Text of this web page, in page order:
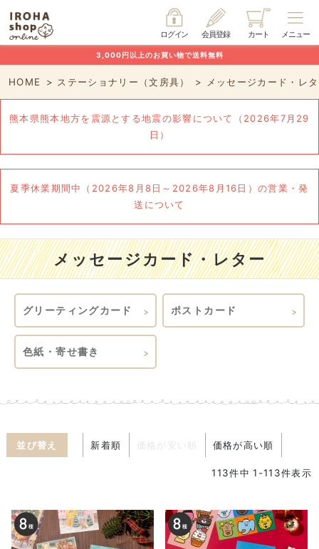
メニュー
カート
会員登録
ログイン
3,000円以上のお買い物で送料無料
HOME ステーショナリー（文房具） メッセージカード・レ
熊本県熊本地方を震源とする地震の影響について（2026年7月29
日）
夏季休業期間中（2026年8月8日～2026年8月16日）の営業・発
送について
メッセージカード・レター
グリーティングカード ポストカード
色紙・寄せ書き
並び替え 新着順 価格が安い順 価格が高い順
113件中 1 -113件表示